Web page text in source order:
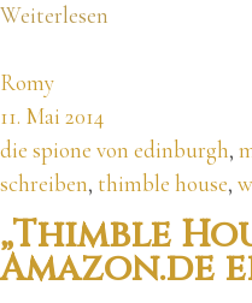
Weiterlesen
Romy
11. Mai 2014
die spione von edinburgh,
schreiben, thimble house,
„Thimble
Amazon.de